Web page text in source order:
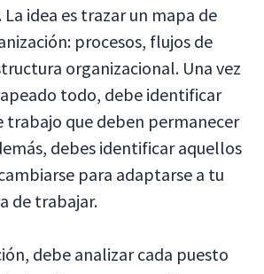
La idea es trazar un mapa de
procesos, flujos de
organizacional. Una vez
todo, debe identificar
trabajo que deben permanecer
debes identificar aquellos
para adaptarse a tu
de trabajar.
debe analizar cada puesto